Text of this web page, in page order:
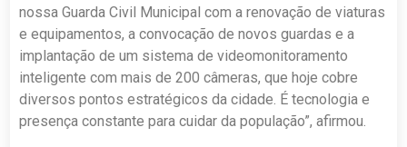
nossa Guarda Civil Municipal com a renovação de viaturas
e equipamentos, a convocação de novos guardas e a
implantação de um sistema de videomonitoramento
inteligente com mais de 200 câmeras, que hoje cobre
diversos pontos estratégicos da cidade. É tecnologia e
presença constante para cuidar da população”, afirmou.